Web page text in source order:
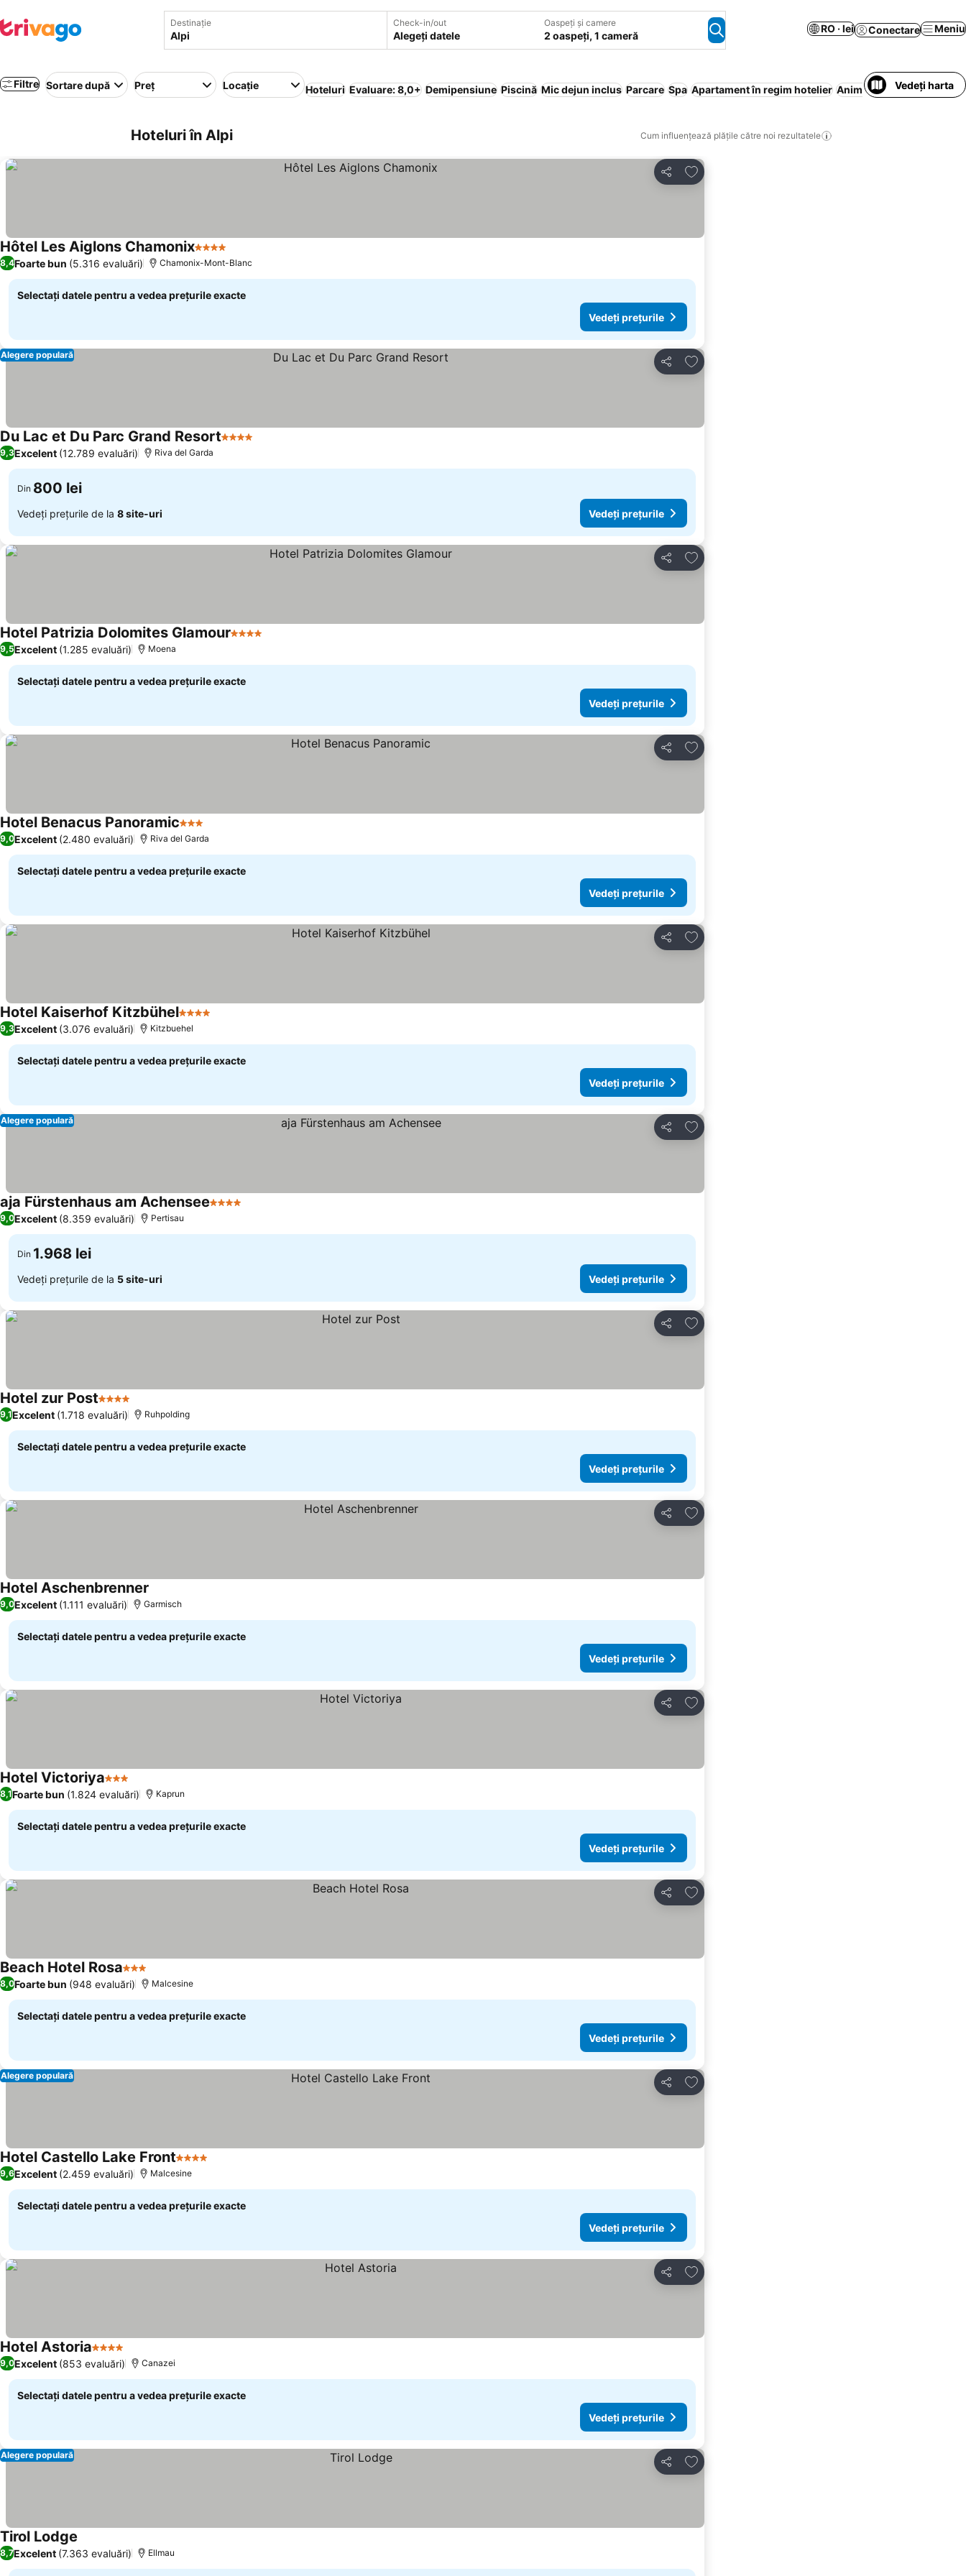
Destinație Check-in/out
Alegeți datele
Oaspeți și camere
2 oaspeți, 1 cameră
RO · lei Conectare Meniu
Filtre Sortare după Preț Locație Hoteluri Evaluare: 8,0+ Demipensiune Piscină Mic dejun inclus Parcare Spa Apartament în regim hotelier Animale de companie
Vedeți harta
Hoteluri în Alpi Cum influențează plățile către noi rezultatele
Distribuiți
Adăugaţi la favorite
Hôtel Les Aiglons Chamonix4 Stele
8,4Foarte bun (5.316 evaluări) Chamonix-Mont-Blanc
Selectați datele pentru a vedea prețurile exacte
Vedeți prețurile
Distribuiți
Adăugaţi la favorite
Alegere populară
Du Lac et Du Parc Grand Resort4 Stele
9,3Excelent (12.789 evaluări) Riva del Garda
Din 800 lei
Vedeți prețurile de la 8 site-uri Vedeți prețurile
Distribuiți
Adăugaţi la favorite
Hotel Patrizia Dolomites Glamour4 Stele
9,5Excelent (1.285 evaluări) Moena
Selectați datele pentru a vedea prețurile exacte
Vedeți prețurile
Distribuiți
Adăugaţi la favorite
Hotel Benacus Panoramic3 Stele
9,0Excelent (2.480 evaluări) Riva del Garda
Selectați datele pentru a vedea prețurile exacte
Vedeți prețurile
Distribuiți
Adăugaţi la favorite
Hotel Kaiserhof Kitzbühel4 Stele
9,3Excelent (3.076 evaluări) Kitzbuehel
Selectați datele pentru a vedea prețurile exacte
Vedeți prețurile
Distribuiți
Adăugaţi la favorite
Alegere populară
aja Fürstenhaus am Achensee4 Stele
9,0Excelent (8.359 evaluări) Pertisau
Din 1.968 lei
Vedeți prețurile de la 5 site-uri Vedeți prețurile
Distribuiți
Adăugaţi la favorite
Hotel zur Post4 Stele Vedeți prețurile
9,1Excelent (1.718 evaluări) Ruhpolding
Selectați datele pentru a vedea prețurile exacte
Vedeți prețurile
Distribuiți
Adăugaţi la favorite
Hotel Aschenbrenner
9,0Excelent (1.111 evaluări) Garmisch
Selectați datele pentru a vedea prețurile exacte
Vedeți prețurile
Distribuiți
Adăugaţi la favorite
Hotel Victoriya3 Stele Vedeți prețurile
8,1Foarte bun (1.824 evaluări) Kaprun
Selectați datele pentru a vedea prețurile exacte
Vedeți prețurile
Distribuiți
Adăugaţi la favorite
Beach Hotel Rosa3 Stele
8,0Foarte bun (948 evaluări) Malcesine
Selectați datele pentru a vedea prețurile exacte
Vedeți prețurile
Distribuiți
Adăugaţi la favorite
Alegere populară
Hotel Castello Lake Front4 Stele
9,6Excelent (2.459 evaluări) Malcesine
Selectați datele pentru a vedea prețurile exacte
Vedeți prețurile
Distribuiți
Adăugaţi la favorite
Hotel Astoria4 Stele Vedeți prețurile
9,0Excelent (853 evaluări) Canazei
Selectați datele pentru a vedea prețurile exacte
Vedeți prețurile
Distribuiți
Adăugaţi la favorite
Alegere populară
Tirol Lodge Vedeți prețurile
8,7Excelent (7.363 evaluări) Ellmau